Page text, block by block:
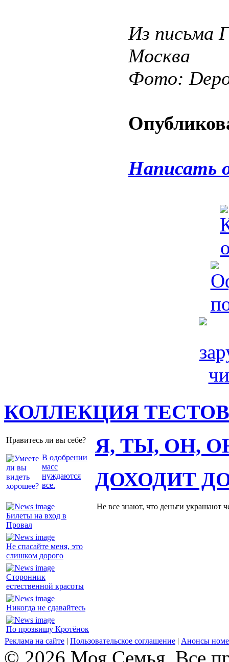
Из письма
Москва
Фото:
Написать
КОЛЛЕКЦИЯ ТЕСТОВ
Нравитесь ли вы себе?
В одобрении
масс
нуждаются
все.
Я, ТЫ, ОН,
Билеты на вход в
Провал
Не спасайте меня, это
слишком дорого
Сторонник
естественной красоты
Никогда не сдавайтесь
По прозвищу Кротёнок
ДОХОДИТ
Не все знают, что деньги украшают
Реклама на сайте | Пользовательское соглашение | Анонсы
© 2026 Моя Семья. Все